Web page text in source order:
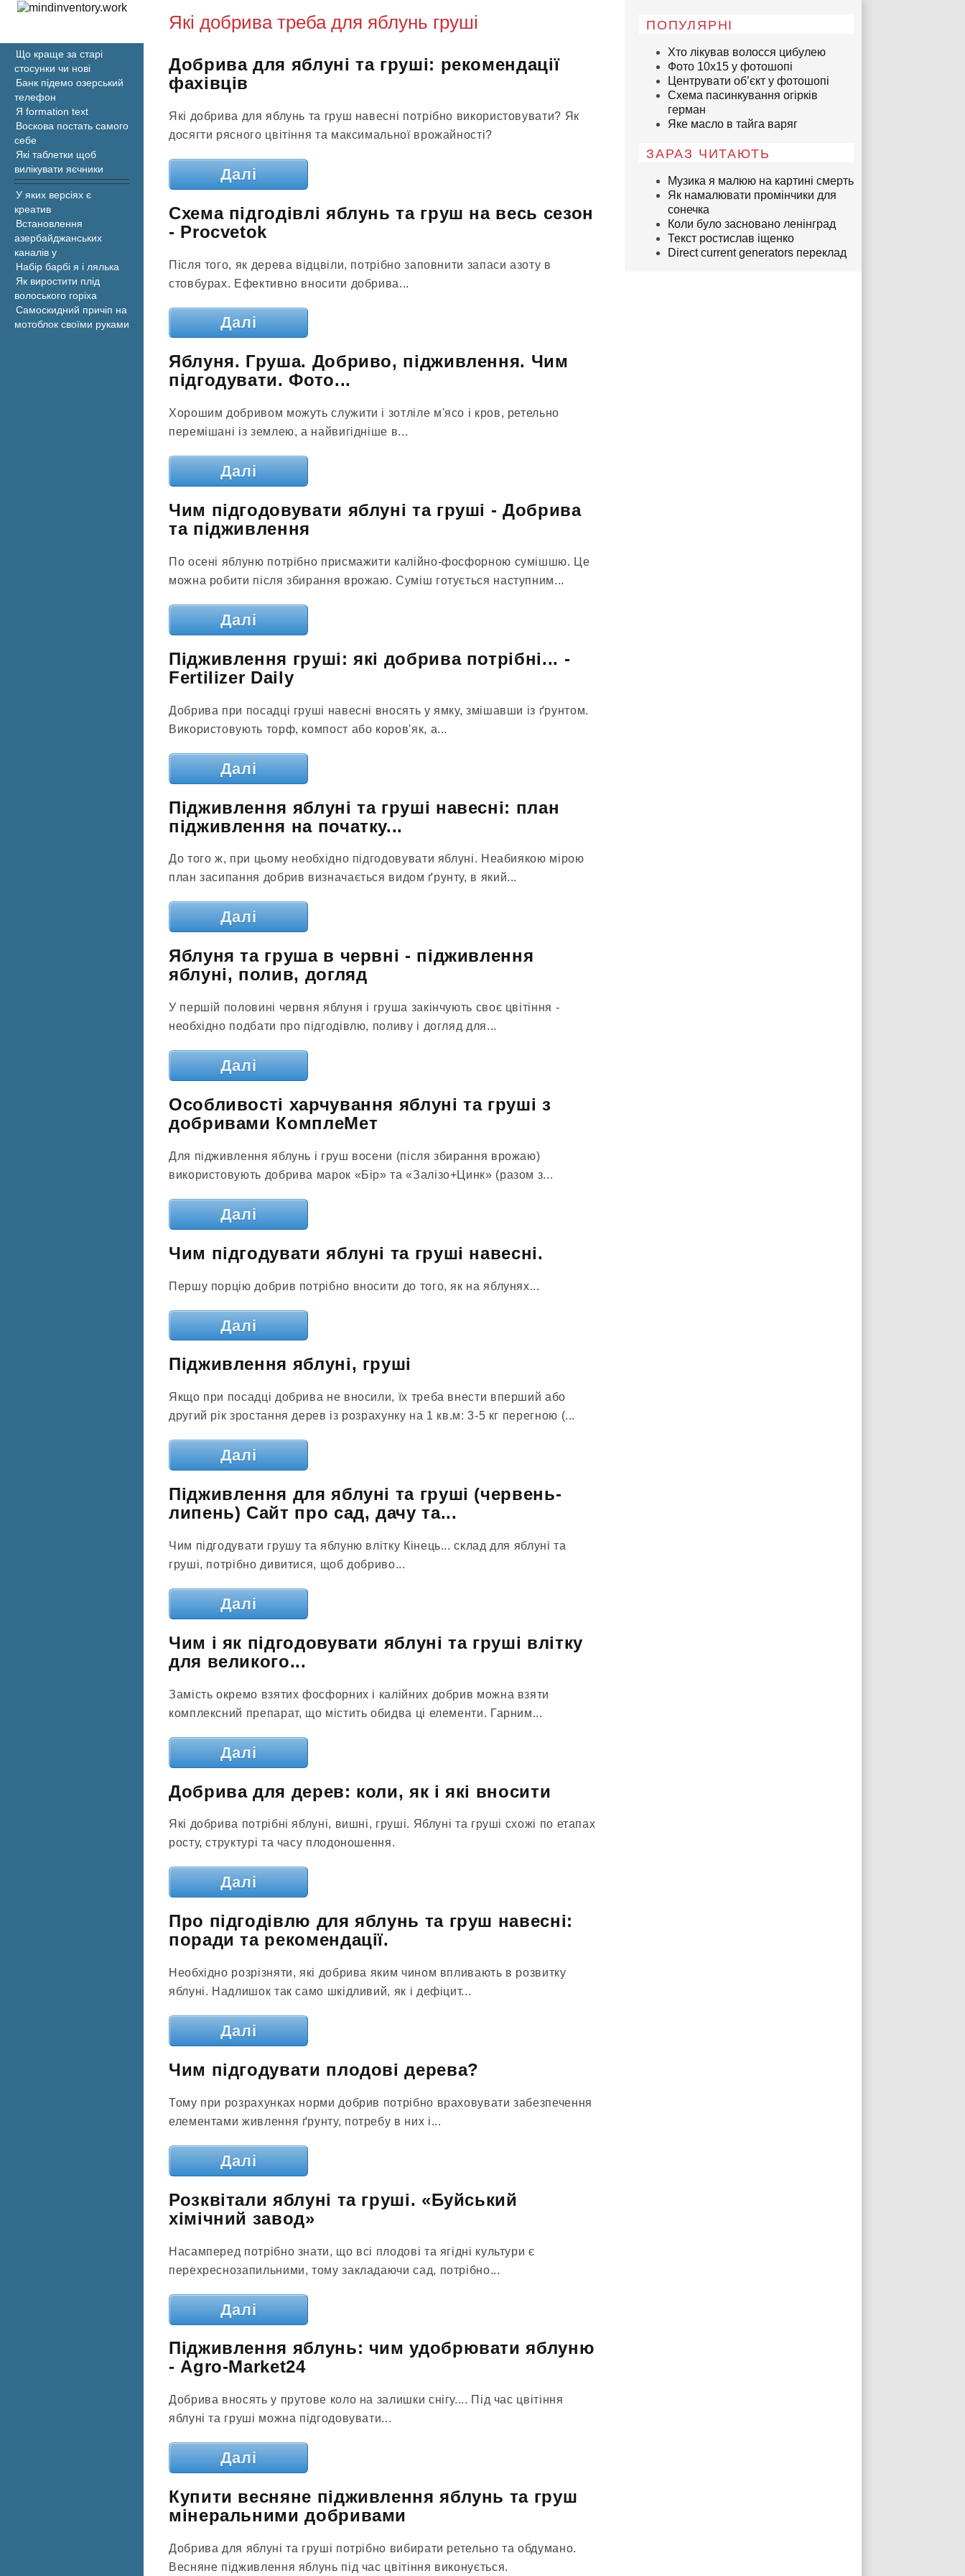
Які добрива треба для яблунь груші
Добрива для яблуні та груші: рекомендації
фахівців
Які добрива для яблунь та груш навесні потрібно використовувати? Як
досягти рясного цвітіння та максимальної врожайності?
Далі
Схема підгодівлі яблунь та груш на весь сезон
- Procvetok
Після того, як дерева відцвіли, потрібно заповнити запаси азоту в
стовбурах. Ефективно вносити добрива...
Далі
Яблуня. Груша. Добриво, підживлення. Чим
підгодувати. Фото...
Хорошим добривом можуть служити і зотліле м'ясо і кров, ретельно
перемішані із землею, а найвигідніше в...
Далі
Чим підгодовувати яблуні та груші - Добрива
та підживлення
По осені яблуню потрібно присмажити калійно-фосфорною сумішшю. Це
можна робити після збирання врожаю. Суміш готується наступним...
Далі
Підживлення груші: які добрива потрібні... -
Fertilizer Daily
Добрива при посадці груші навесні вносять у ямку, змішавши із ґрунтом.
Використовують торф, компост або коров'як, а...
Далі
Підживлення яблуні та груші навесні: план
підживлення на початку...
До того ж, при цьому необхідно підгодовувати яблуні. Неабиякою мірою
план засипання добрив визначається видом ґрунту, в який...
Далі
Яблуня та груша в червні - підживлення
яблуні, полив, догляд
У першій половині червня яблуня і груша закінчують своє цвітіння -
необхідно подбати про підгодівлю, поливу і догляд для...
Далі
Особливості харчування яблуні та груші з
добривами КомплеМет
Для підживлення яблунь і груш восени (після збирання врожаю)
використовують добрива марок «Бір» та «Залізо+Цинк» (разом з...
Далі
Чим підгодувати яблуні та груші навесні.
Першу порцію добрив потрібно вносити до того, як на яблунях...
Далі
Підживлення яблуні, груші
Якщо при посадці добрива не вносили, їх треба внести вперший або
другий рік зростання дерев із розрахунку на 1 кв.м: 3-5 кг перегною (...
Далі
Підживлення для яблуні та груші (червень-
липень) Сайт про сад, дачу та...
Чим підгодувати грушу та яблуню влітку Кінець... склад для яблуні та
груші, потрібно дивитися, щоб добриво...
Далі
Чим і як підгодовувати яблуні та груші влітку
для великого...
Замість окремо взятих фосфорних і калійних добрив можна взяти
комплексний препарат, що містить обидва ці елементи. Гарним...
Далі
Добрива для дерев: коли, як і які вносити
Які добрива потрібні яблуні, вишні, груші. Яблуні та груші схожі по етапах
росту, структурі та часу плодоношення.
Далі
Про підгодівлю для яблунь та груш навесні:
поради та рекомендації.
Необхідно розрізняти, які добрива яким чином впливають в розвитку
яблуні. Надлишок так само шкідливий, як і дефіцит...
Далі
Чим підгодувати плодові дерева?
Тому при розрахунках норми добрив потрібно враховувати забезпечення
елементами живлення ґрунту, потребу в них і...
Далі
Розквітали яблуні та груші. «Буйський
хімічний завод»
Насамперед потрібно знати, що всі плодові та ягідні культури є
перехреснозапильними, тому закладаючи сад, потрібно...
Далі
Підживлення яблунь: чим удобрювати яблуню
- Agro-Market24
Добрива вносять у прутове коло на залишки снігу.... Під час цвітіння
яблуні та груші можна підгодовувати...
Далі
Купити весняне підживлення яблунь та груш
мінеральними добривами
Добрива для яблуні та груші потрібно вибирати ретельно та обдумано.
Весняне підживлення яблунь під час цвітіння виконується.
ПОПУЛЯРНІ
Хто лікував волосся цибулею
Фото 10х15 у фотошопі
Центрувати об’єкт у фотошопі
Схема пасинкування огірків
герман
Яке масло в тайга варяг
ЗАРАЗ ЧИТАЮТЬ
Музика я малюю на картині смерть
Як намалювати промінчики для
сонечка
Коли було засновано ленінград
Текст ростислав іщенко
Direct current generators переклад
Що краще за старі
стосунки чи нові
Банк підемо озерський
телефон
Я formation text
Воскова постать самого
себе
Які таблетки щоб
вилікувати яєчники
У яких версіях є
креатив
Встановлення
азербайджанських
каналів у
Набір барбі я і лялька
Як виростити плід
волоського горіха
Самоскидний причіп на
мотоблок своїми руками